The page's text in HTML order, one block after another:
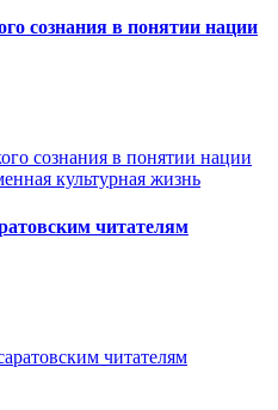
сознания в понятии нации
культурная жизнь
читателям